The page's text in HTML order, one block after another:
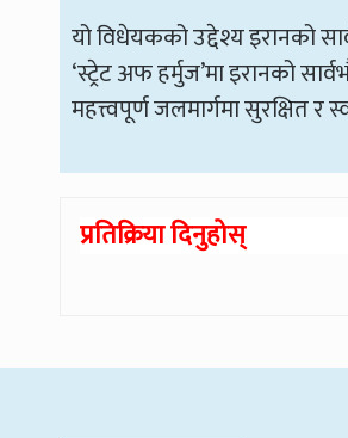
यो विधेयकको उद्देश्य इरानको
‘स्ट्रेट अफ हर्मुज’मा इरानको
महत्त्वपूर्ण जलमार्गमा सुरक्षित
प्रतिक्रिया दिनुहोस्